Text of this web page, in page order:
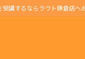
講するならラウト鎌倉店へ